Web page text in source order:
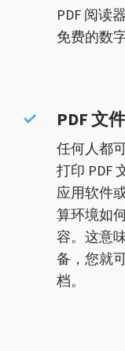
PDF 阅读
免费的数
PDF 文
任何人都
打印 PDF
应用软件
算环境如
容。这意
备，您就
档。